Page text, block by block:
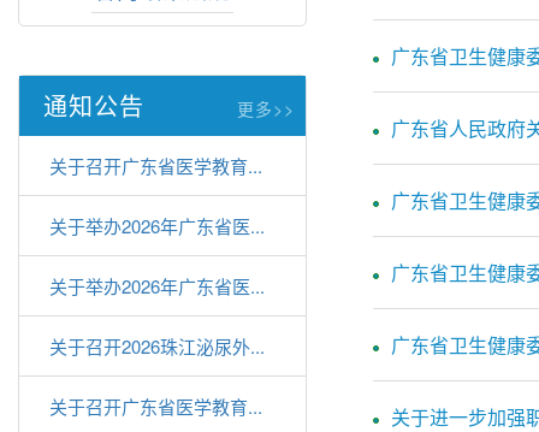
通知公告 更多>>
关于召开广东省医学教育...
关于举办2026年广东省医...
关于举办2026年广东省医...
关于召开2026珠江泌尿外...
关于召开广东省医学教育...
广东省卫生健康
广东省人民政府
广东省卫生健康
广东省卫生健康
广东省卫生健康
关于进一步加强